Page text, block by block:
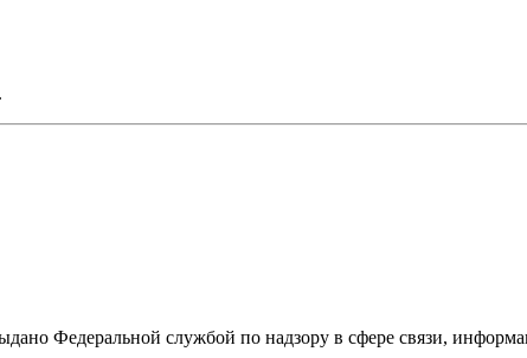
Федеральной службой по надзору в сфере связи,